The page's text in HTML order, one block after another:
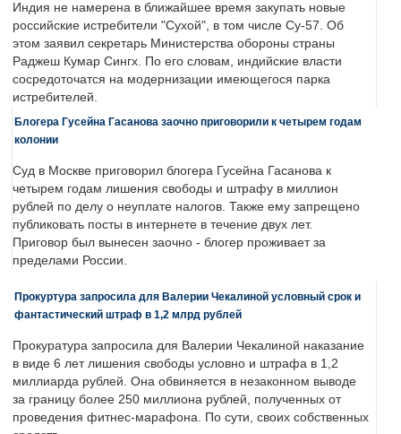
Индия не намерена в ближайшее время закупать новые
российские истребители "Сухой", в том числе Су-57. Об
этом заявил секретарь Министерства обороны страны
Раджеш Кумар Сингх. По его словам, индийские власти
сосредоточатся на модернизации имеющегося парка
истребителей.
Блогера Гусейна Гасанова заочно приговорили к четырем годам
колонии
Суд в Москве приговорил блогера Гусейна Гасанова к
четырем годам лишения свободы и штрафу в миллион
рублей по делу о неуплате налогов. Также ему запрещено
публиковать посты в интернете в течение двух лет.
Приговор был вынесен заочно - блогер проживает за
пределами России.
Прокуртура запросила для Валерии Чекалиной условный срок и
фантастический штраф в 1,2 млрд рублей
Прокуратура запросила для Валерии Чекалиной наказание
в виде 6 лет лишения свободы условно и штрафа в 1,2
миллиарда рублей. Она обвиняется в незаконном выводе
за границу более 250 миллиона рублей, полученных от
проведения фитнес-марафона. По сути, своих собственных